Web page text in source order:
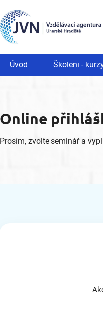
Úvod Školení -
Online
Prosím, zvolte seminář a